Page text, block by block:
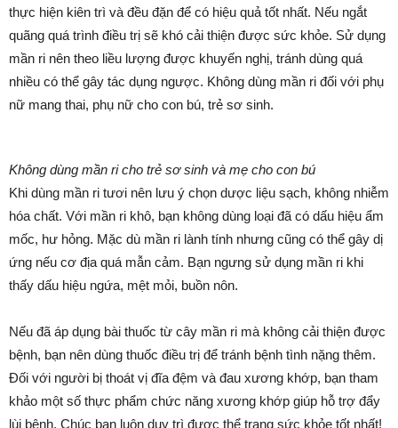
thực hiện kiên trì và đều đặn để có hiệu quả tốt nhất. Nếu ngắt
quãng quá trình điều trị sẽ khó cải thiện được sức khỏe. Sử dụng
mần ri nên theo liều lượng được khuyến nghị, tránh dùng quá
nhiều có thể gây tác dụng ngược. Không dùng mần ri đối với phụ
nữ mang thai, phụ nữ cho con bú, trẻ sơ sinh.
Không dùng mần ri cho trẻ sơ sinh và mẹ cho con bú
Khi dùng mần ri tươi nên lưu ý chọn dược liệu sạch, không nhiễm
hóa chất. Với mần ri khô, bạn không dùng loại đã có dấu hiệu ẩm
mốc, hư hỏng. Mặc dù mần ri lành tính nhưng cũng có thể gây dị
ứng nếu cơ địa quá mẫn cảm. Bạn ngưng sử dụng mần ri khi
thấy dấu hiệu ngứa, mệt mỏi, buồn nôn.
Nếu đã áp dụng bài thuốc từ cây mần ri mà không cải thiện được
bệnh, bạn nên dùng thuốc điều trị để tránh bệnh tình nặng thêm.
Đối với người bị thoát vị đĩa đệm và đau xương khớp, bạn tham
khảo một số thực phẩm chức năng xương khớp giúp hỗ trợ đẩy
lùi bệnh. Chúc bạn luôn duy trì được thể trạng sức khỏe tốt nhất!